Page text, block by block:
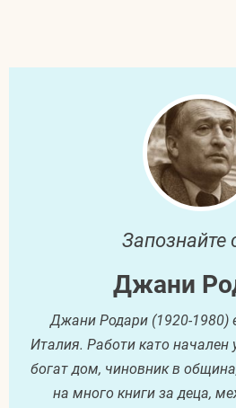
Запознайте
Джани
Джани Родари (1920-1980)
Италия. Работи като начален
богат дом, чиновник в
на много книги за деца,